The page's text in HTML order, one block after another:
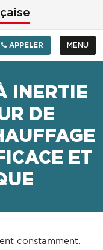
APPELER MENU
INERTIE
DE
ET
constamment.